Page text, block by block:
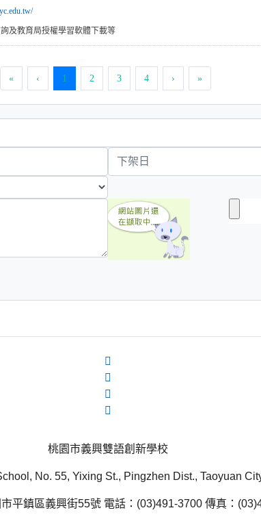
及教育局授權學習軟體下載等
« ‹ 1 (current)
2 3 4 › »
桃園市義興雙語創新學校
No. 55, Yixing St., Pingzhen Dist., Taoyuan
平鎮區義興街55號 電話：(03)491-3700 傳真：